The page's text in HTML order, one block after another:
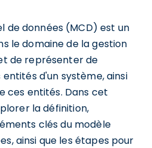
de données (MCD) est un
le domaine de la gestion
de représenter de
d'un système, ainsi
ces entités. Dans cet
la définition,
clés du modèle
ainsi que les étapes pour